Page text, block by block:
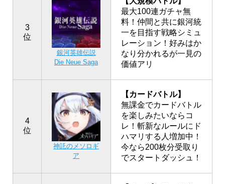
3
位
銀河英雄伝説
Die Neue Saga
最大100連ガチャ無
料！仲間と共に銀河統
一を目指す戦略シミュ
レーション！好みはか
なり分かれるが一見の
価値アリ
4
位
神託のメソロギ
ア
【カードバトル】
無課金でカードバトル
を楽しみたいならコ
レ！斬新なルールにド
ハマリする人増加中！
今なら200枚分受取り
でスタートダッシュ！